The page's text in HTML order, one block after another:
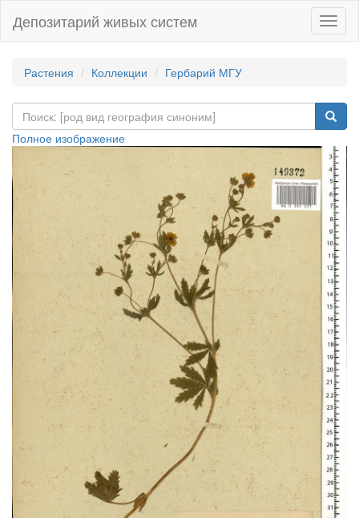
Депозитарий живых систем
Растения Коллекции Гербарий МГУ
Полное изображение